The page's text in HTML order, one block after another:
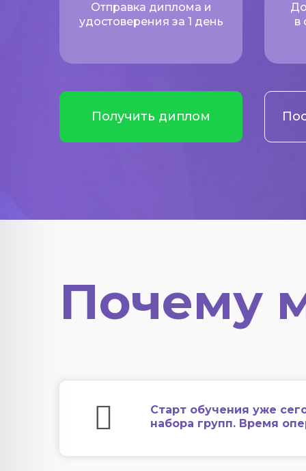
Получить диплом
Отправка диплома и
удостоверения за 1 день
в
Почему
Старт обучения уже
набора групп. Время